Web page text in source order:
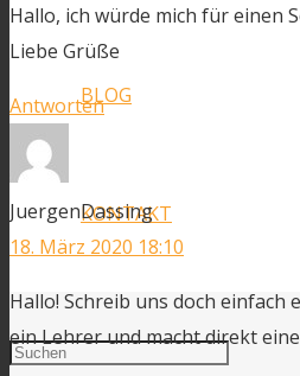
BLOG
KONTAKT
Hallo, ich würde mich für einen
Liebe Grüße
Antworten
JuergenDassing
18. März 2020 18:10
Hallo! Schreib uns doch
ein Lehrer und macht direkt